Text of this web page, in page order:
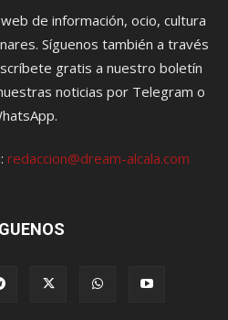
de información, ocio, cultura
Síguenos también a través
gratis a nuestro boletín
noticias por Telegram o
redaccion@dream-alcala.com